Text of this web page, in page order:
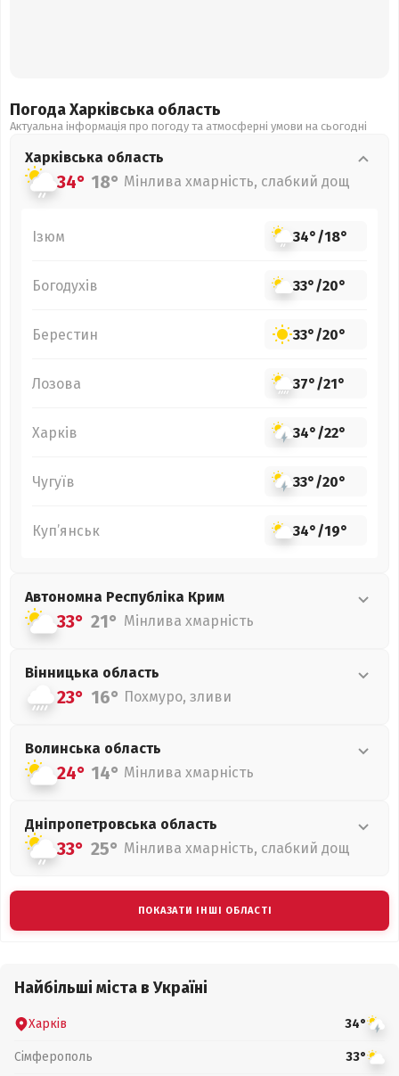
Погода Харківська область
Актуальна інформація про погоду та атмосферні умови на сьогодні
Харківська область
34° 18° Мінлива хмарність, слабкий дощ
Ізюм 34°/18°
Богодухів 33°/20°
Берестин 33°/20°
Лозова 37°/21°
Харків 34°/22°
Чугуїв 33°/20°
Куп’янськ 34°/19°
Автономна Республіка Крим
33° 21° Мінлива хмарність
Вінницька область
23° 16° Похмуро, зливи
Волинська область
24° 14° Мінлива хмарність
Дніпропетровська область
33° 25° Мінлива хмарність, слабкий дощ
ПОКАЗАТИ ІНШІ ОБЛАСТІ
Найбільші міста в Україні
Харків 34°
Сімферополь 33°